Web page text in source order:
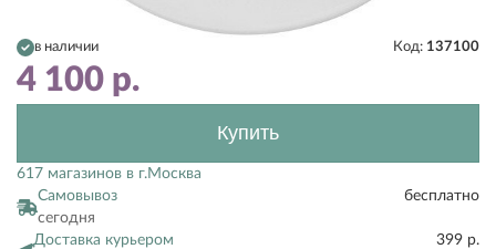
в наличии Код: 137100
4 100 р.
Купить
617 магазинов в г.Москва
Самовывоз
сегодня
бесплатно
Доставка курьером
399 р.